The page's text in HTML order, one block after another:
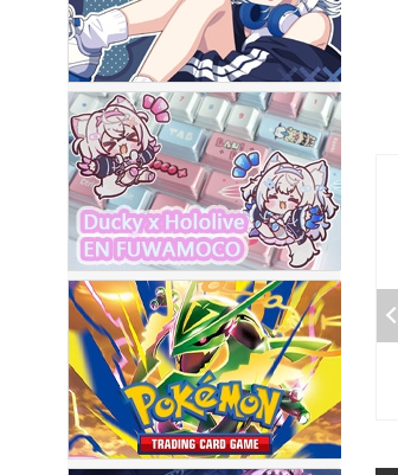
加購-夢境軸/5腳/段落/58g/無潤/10
入 000377000013*10
$50
- +